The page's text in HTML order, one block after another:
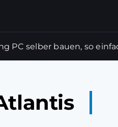
PC selber bauen, so